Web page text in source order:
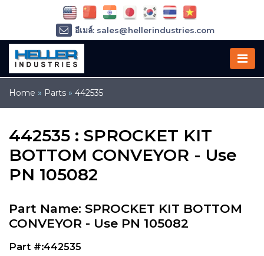
Home » Parts » 442535
442535 : SPROCKET KIT
BOTTOM CONVEYOR - Use
PN 105082
Part Name: SPROCKET KIT BOTTOM
CONVEYOR - Use PN 105082
Part #:442535
อีเมล์: sales@hellerindustries.com
อีเมล์: service@hellerindustries.com
โทรศัพท์ :